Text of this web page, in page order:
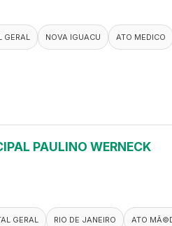
GERAL NOVA IGUACU ATO MEDICO
PAULINO WERNECK
GERAL RIO DE JANEIRO ATO